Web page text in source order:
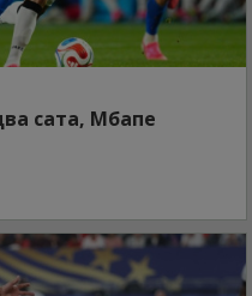
сата, Мбапе